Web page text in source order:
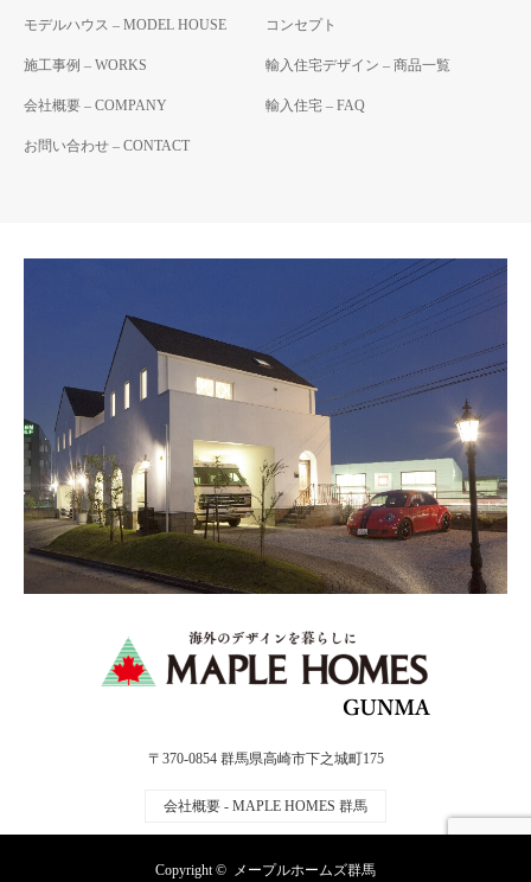
モデルハウス – MODEL HOUSE
施工事例 – WORKS
会社概要 – COMPANY
お問い合わせ – CONTACT
コンセプト
輸入住宅デザイン – 商品一覧
輸入住宅 – FAQ
〒370-0854 群馬県高崎市下之城町175
会社概要 - MAPLE HOMES 群馬
Copyright © メープルホームズ群馬